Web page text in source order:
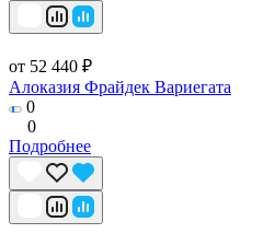
от 52 440 ₽
Алоказия Фрайдек Вариегата
0
0
Подробнее